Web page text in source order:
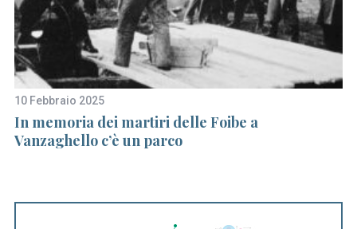
10 Febbraio 2025
In memoria dei martiri delle Foibe a
Vanzaghello c’è un parco